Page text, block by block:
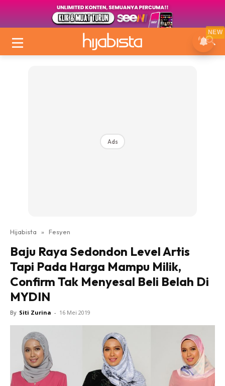
Ads
Hijabista » Fesyen
Baju Raya Sedondon Level Artis
Tapi Pada Harga Mampu Milik,
Confirm Tak Menyesal Beli Belah Di
MYDIN
By Siti Zurina - 16 Mei 2019
NEW